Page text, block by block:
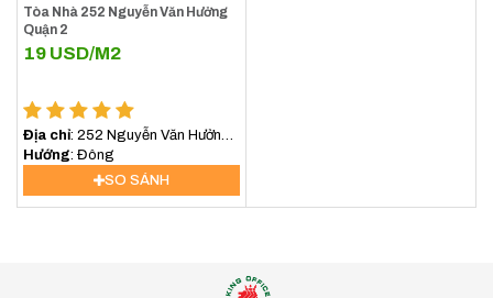
Tòa Nhà 252 Nguyễn Văn Hưởng
Quận 2
19 USD/M2
Địa chỉ: 252 Nguyễn Văn Hưởng,
An Khánh, Hồ Chí Minh, Việt Nam
Hướng : Đông
SO SÁNH